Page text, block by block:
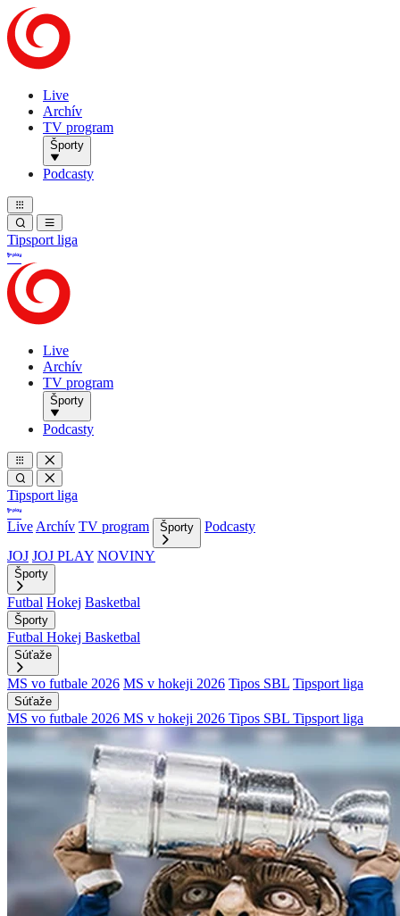
Live
Archív
TV program
Športy
Podcasty
Tipsport liga
Live
Archív
TV program
Športy
Podcasty
Tipsport liga
Live Archív TV program Športy
Podcasty
JOJ JOJ PLAY NOVINY
Športy
Futbal Hokej Basketbal
Športy
Futbal Hokej Basketbal
Súťaže
MS vo futbale 2026 MS v hokeji 2026 Tipos SBL Tipsport liga
Súťaže
MS vo futbale 2026 MS v hokeji 2026 Tipos SBL Tipsport liga